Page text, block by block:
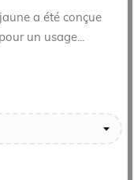
a été conçue
un usage...